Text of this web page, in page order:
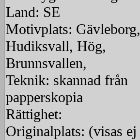
Land: SE
Motivplats: Gävleborg,
Hudiksvall, Hög,
Brunnsvallen,
Teknik: skannad från
papperskopia
Rättighet:
Originalplats: (visas ej